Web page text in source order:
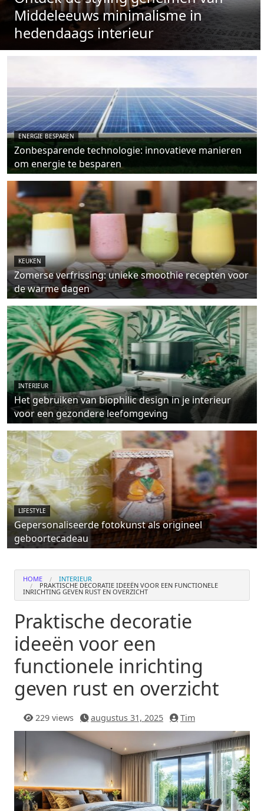
Middeleeuws minimalisme in
hedendaags interieur
ENERGIE BESPAREN
Zonbesparende technologie: innovatieve manieren
om energie te besparen
KEUKEN
Zomerse verfrissing: unieke smoothie recepten voor
de warme dagen
INTERIEUR
Het gebruiken van biophilic design in je interieur
voor een gezondere leefomgeving
LIFESTYLE
Gepersonaliseerde fotokunst als origineel
geboortecadeau
HOME INTERIEUR
PRAKTISCHE DECORATIE IDEEËN VOOR EEN FUNCTIONELE
INRICHTING GEVEN RUST EN OVERZICHT
Praktische decoratie
ideeën voor een
functionele inrichting
geven rust en overzicht
229 views augustus 31, 2025 Tim